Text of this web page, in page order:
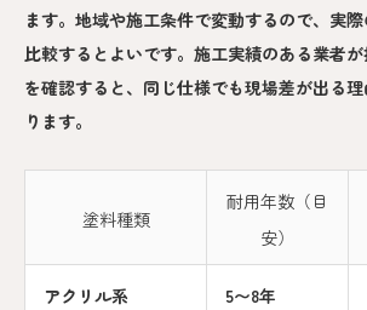
ます。地域や施工条件で変動するので、実
比較するとよいです。施工実績のある業者
を確認すると、同じ仕様でも現場差が出る
ります。
塗料種類
耐用年数（目
安）
アクリル系 5〜8年